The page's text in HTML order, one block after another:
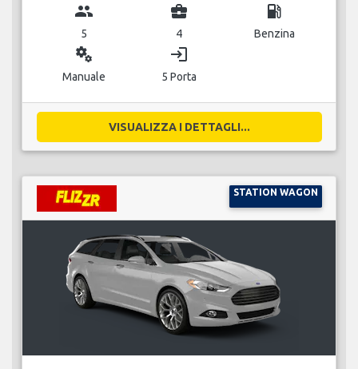
group
5
business_center
4
local_gas_station
Benzina
miscellaneous_services
Manuale
login
5 Porta
VISUALIZZA I DETTAGLI...
STATION WAGON